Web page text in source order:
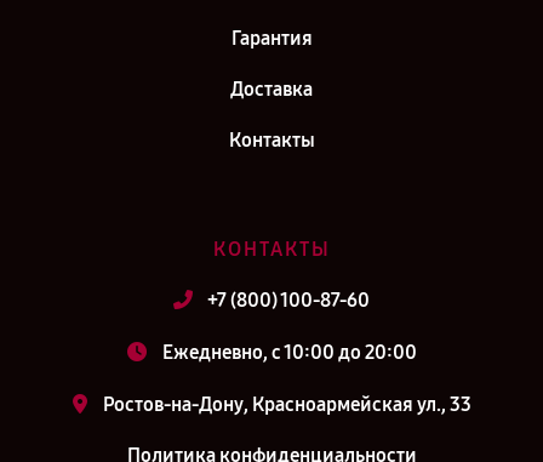
Гарантия
Доставка
Контакты
КОНТАКТЫ
+7 (800) 100-87-60
Ежедневно, с 10:00 до 20:00
Ростов-на-Дону, Красноармейская ул., 33
Политика конфиденциальности